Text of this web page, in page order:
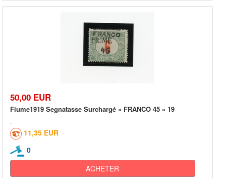
50,00 EUR
Fiume1919 Segnatasse Surchargé « FRANCO 45 » 19
11,35 EUR
0
ACHETER